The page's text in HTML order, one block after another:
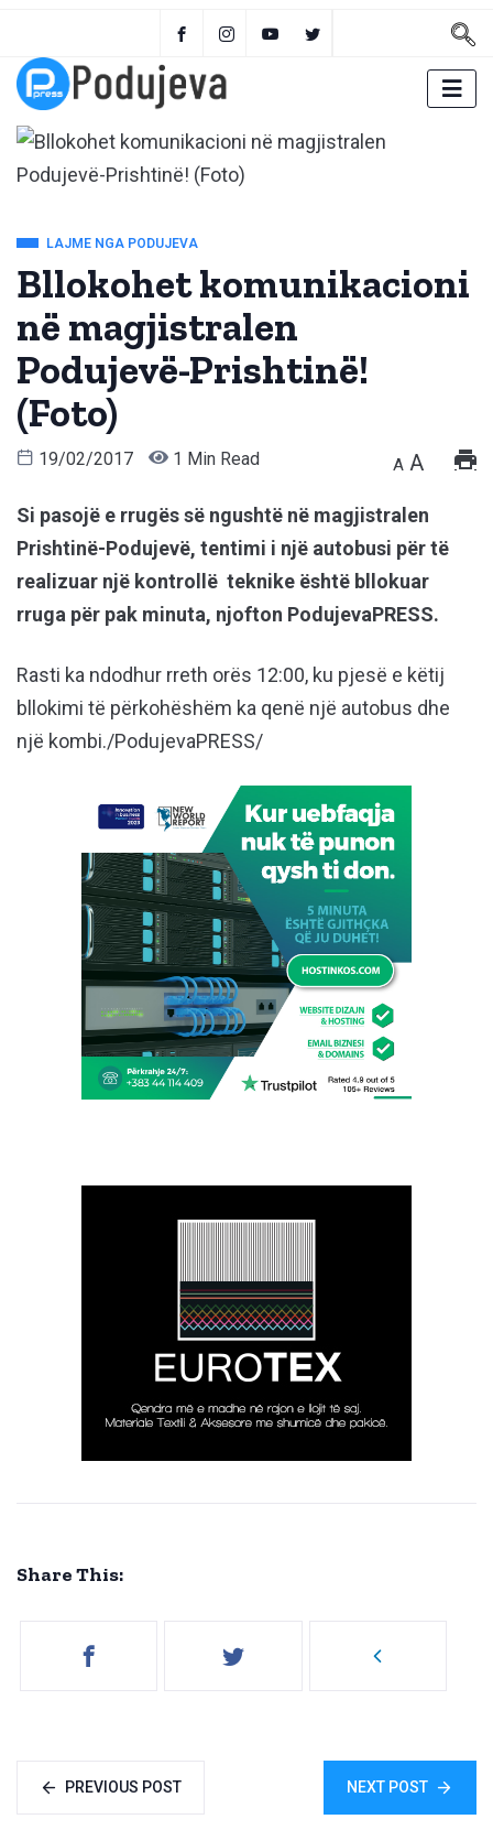
LAJME NGA PODUJEVA
Bllokohet komunikacioni
në magjistralen
Podujevë-Prishtinë!
(Foto)
19/02/2017 1 Min Read A A
Si pasojë e rrugës së ngushtë në magjistralen
Prishtinë-Podujevë, tentimi i një autobusi për të
realizuar një kontrollë teknike është bllokuar
rruga për pak minuta, njofton PodujevaPRESS.
Rasti ka ndodhur rreth orës 12:00, ku pjesë e këtij
bllokimi të përkohëshëm ka qenë një autobus dhe
një kombi./PodujevaPRESS/
Share This:
PREVIOUS POST NEXT POST